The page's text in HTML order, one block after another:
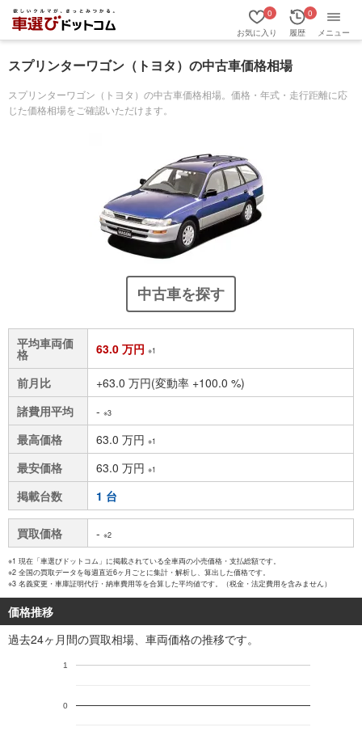
お気に入り
0
履歴
0
メニュー
スプリンターワゴン（トヨタ）の中古車価格相場
スプリンターワゴン（トヨタ）の中古車価格相場。価格・年式・走行距離に応
じた価格相場をご確認いただけます。
中古車を探す
平均車両価
格 63.0 万円 ※1
前月比
+63.0 万円(変動率 +100.0 %)
諸費用平均
- ※3
最高価格 63.0 万円 ※1
最安価格 63.0 万円 ※1
掲載台数 1 台
買取価格 - ※2
※1 現在「車選びドットコム」に掲載されている全車両の小売価格・支払総額です。
※2 全国の買取データを毎週直近6ヶ月ごとに集計・解析し、算出した価格です。
※3 名義変更・車庫証明代行・納車費用等を合算した平均値です。（税金・法定費用を含みません）
価格推移
過去24ヶ月間の買取相場、車両価格の推移です。
0
1